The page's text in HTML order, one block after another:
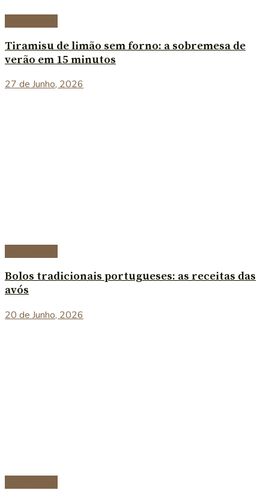
Tiramisu de limão sem forno: a sobremesa de
verão em 15 minutos
27 de Junho, 2026
Bolos tradicionais portugueses: as receitas das
avós
20 de Junho, 2026